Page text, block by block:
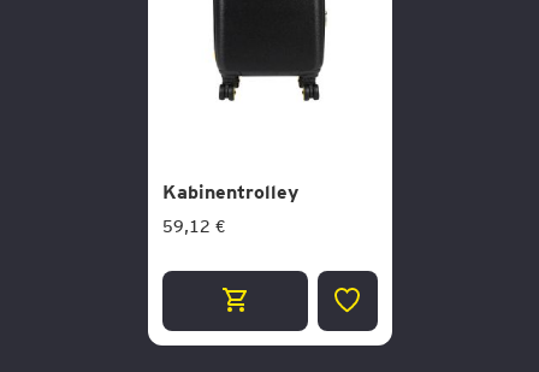
Kabinentrolley
59,12 €
ZUR